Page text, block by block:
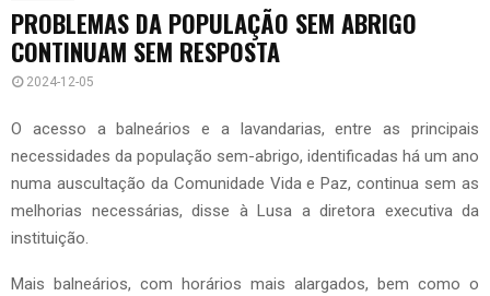
PROBLEMAS DA POPULAÇÃO SEM ABRIGO
CONTINUAM SEM RESPOSTA
2024-12-05
O acesso a balneários e a lavandarias, entre as principais
necessidades da população sem-abrigo, identificadas há um ano
numa auscultação da Comunidade Vida e Paz, continua sem as
melhorias necessárias, disse à Lusa a diretora executiva da
instituição.
Mais balneários, com horários mais alargados, bem como o